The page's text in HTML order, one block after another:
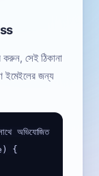
করুন, সেই ঠিকানা
ইমেইলের জন্য
অভিযোজিত
{